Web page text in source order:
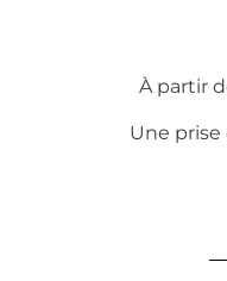
À partir
Une prise